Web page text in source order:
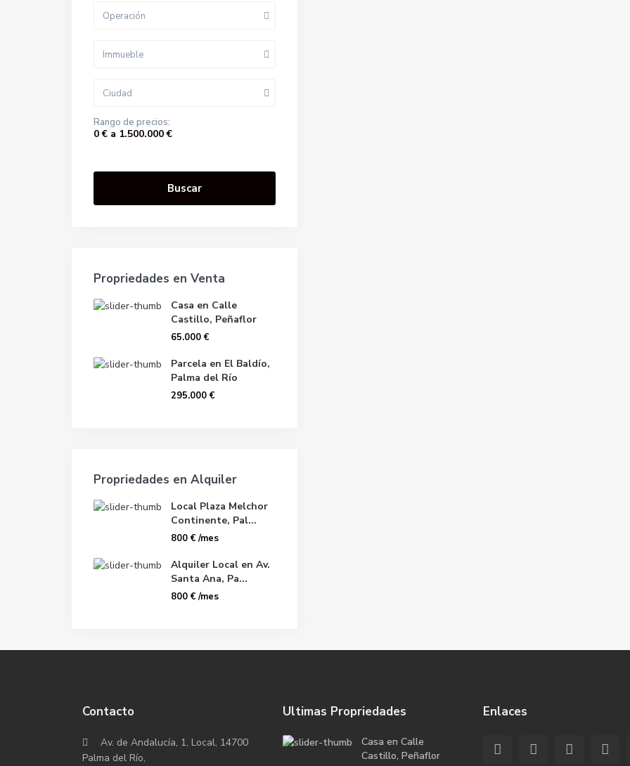
Operación
Immueble
Ciudad
Rango de precios:
0 € a 1.500.000 €
Buscar
Propriedades en Venta
Casa en Calle
Castillo, Peñaflor
65.000 €
Parcela en El Baldío,
Palma del Río
295.000 €
Propriedades en Alquiler
Local Plaza Melchor
Continente, Pal...
800 €/mes
Alquiler Local en Av.
Santa Ana, Pa...
800 €/mes
Contacto
Av. de Andalucía, 1, Local, 14700
Palma del Río,
Ultimas Propriedades
Casa en Calle
Castillo, Peñaflor
Enlaces